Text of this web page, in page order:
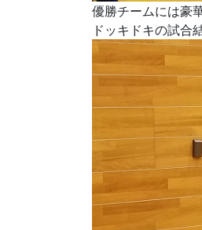
優勝チームには豪
ドッキドキの試合